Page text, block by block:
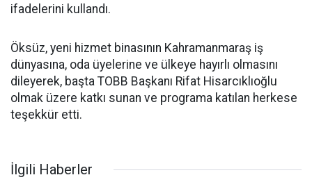
ifadelerini kullandı.
Öksüz, yeni hizmet binasının Kahramanmaraş iş
dünyasına, oda üyelerine ve ülkeye hayırlı olmasını
dileyerek, başta TOBB Başkanı Rifat Hisarcıklıoğlu
olmak üzere katkı sunan ve programa katılan herkese
teşekkür etti.
İlgili Haberler